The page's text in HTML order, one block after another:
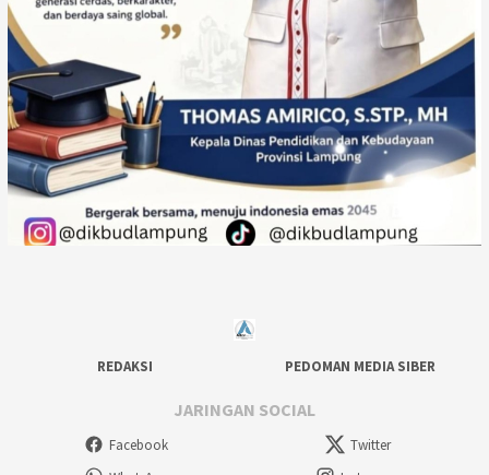
REDAKSI PEDOMAN MEDIA SIBER
JARINGAN SOCIAL
Facebook
Twitter